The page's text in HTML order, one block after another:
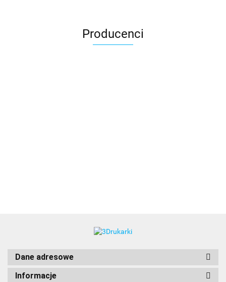
Producenci
Dane adresowe
Informacje